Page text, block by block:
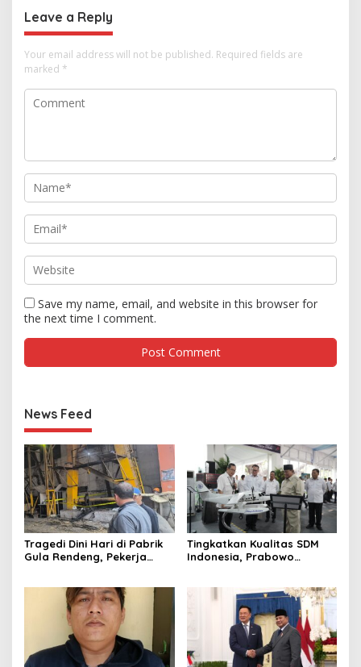
Leave a Reply
Your email address will not be published. Required fields are
marked *
Save my name, email, and website in this browser for
the next time I comment.
News Feed
Tragedi Dini Hari di Pabrik
Gula Rendeng, Pekerja
Tingkatkan Kualitas SDM
Indonesia, Prabowo
Terbaik Dunia